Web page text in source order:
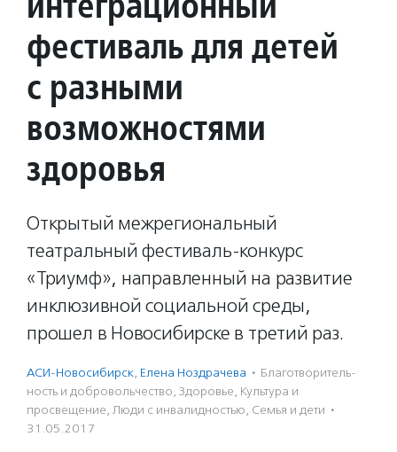
фестиваль для детей
с разными
возможностями
здоровья
Открытый межрегиональный
театральный фестиваль-конкурс
«Триумф», направленный на развитие
инклюзивной социальной среды,
прошел в Новосибирске в третий раз.
АСИ-Новосибирск, Елена Ноздрачева · Благотвори­тель­
ность и доброволь­чест­во, Здоровье, Культура и
просвещение, Люди с инвалидностью, Семья и дети ·
31.05.2017